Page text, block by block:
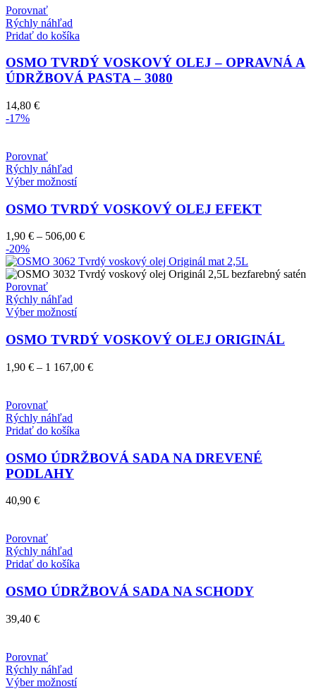
Porovnať
Rýchly náhľad
Pridať do košíka
OSMO TVRDÝ VOSKOVÝ OLEJ – OPRAVNÁ A
ÚDRŽBOVÁ PASTA – 3080
14,80 €
-17%
Porovnať
Rýchly náhľad
Výber možnostíTento
má
viacero
variantov.
si
môžete
vybrať
stránke
produktu.
OSMO TVRDÝ VOSKOVÝ OLEJ EFEKT
1,90 € – 506,00 €Price
1,90 €
through
-20%
Porovnať
Rýchly náhľad
Výber možnostíTento
má
viacero
variantov.
Možnosti
stránke
produktu.
OSMO TVRDÝ VOSKOVÝ OLEJ ORIGINÁL
1,90 € – 1 167,00 €Price
Porovnať
Rýchly náhľad
Pridať do košíka
OSMO ÚDRŽBOVÁ SADA NA DREVENÉ
PODLAHY
40,90 €
Porovnať
Rýchly náhľad
Pridať do košíka
OSMO ÚDRŽBOVÁ SADA NA SCHODY
39,40 €
Porovnať
Rýchly náhľad
Výber možnostíTento